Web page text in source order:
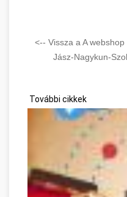
<-- Vissza a A
Jász-Nagykun-
További cikkek